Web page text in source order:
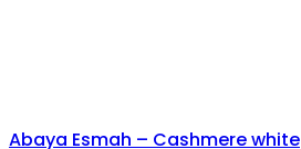
Abaya Esmah – Cashmere white